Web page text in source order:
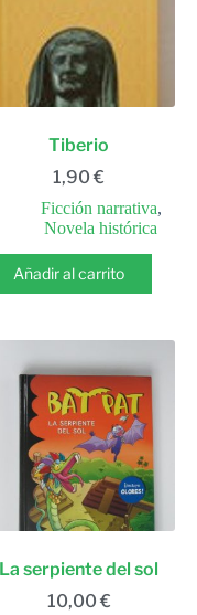
Tiberio
1,90€
Ficción narrativa,
Novela histórica
Añadir al carrito
La serpiente del sol
10,00 €